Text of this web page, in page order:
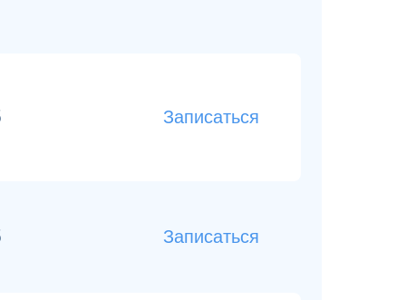
Записаться
Записаться